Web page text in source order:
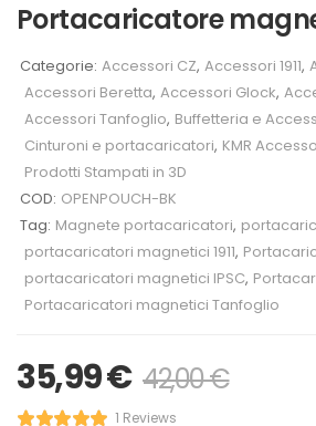
Portacaricatore
Categorie: Accessori CZ, Accessori 1911,
Accessori Beretta, Accessori Glock,
Accessori Tanfoglio, Buffetteria e
Cinturoni e portacaricatori, KMR
Prodotti Stampati in 3D
COD: OPENPOUCH-BK
Tag: Magnete portacaricatori,
portacaricatori magnetici 1911,
portacaricatori magnetici IPSC,
Portacaricatori magnetici Tanfoglio
35,99€ 42,00€
1 Reviews